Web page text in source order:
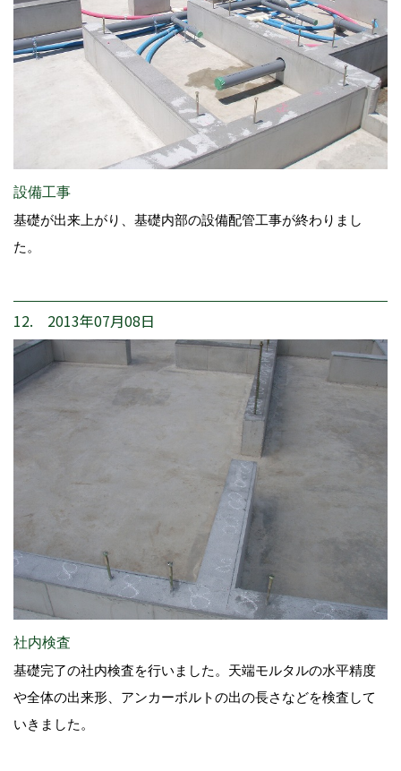
設備工事
基礎が出来上がり、基礎内部の設備配管工事が終わりまし
た。
12. 2013年07月08日
社内検査
基礎完了の社内検査を行いました。天端モルタルの水平精度
や全体の出来形、アンカーボルトの出の長さなどを検査して
いきました。